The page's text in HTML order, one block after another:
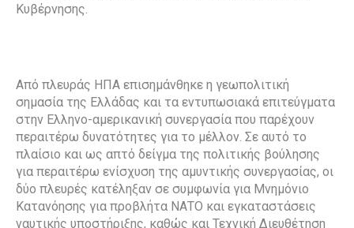
Κυβέρνησης.
Από πλευράς ΗΠΑ επισημάνθηκε η γεωπολιτική
σημασία της Ελλάδας και τα εντυπωσιακά επιτεύγματα
στην Ελληνο-αμερικανική συνεργασία που παρέχουν
περαιτέρω δυνατότητες για το μέλλον. Σε αυτό το
πλαίσιο και ως απτό δείγμα της πολιτικής βούλησης
για περαιτέρω ενίσχυση της αμυντικής συνεργασίας, οι
δύο πλευρές κατέληξαν σε συμφωνία για Μνημόνιο
Κατανόησης για προβλήτα ΝΑΤΟ και εγκαταστάσεις
ναυτικής υποστήριξης, καθώς και Τεχνική Διευθέτηση